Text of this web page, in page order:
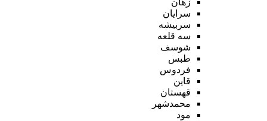
سرایان
سربیشه
سه قلعه
شوسف
طبس
فردوس
قاین
قهستان
محمدشهر
مود